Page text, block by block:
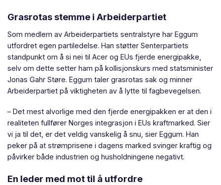
Grasrotas stemme i Arbeiderpartiet
Som medlem av Arbeiderpartiets sentralstyre har Eggum
utfordret egen partiledelse. Han støtter Senterpartiets
standpunkt om å si nei til Acer og EUs fjerde energipakke,
selv om dette setter ham på kollisjonskurs med statsminister
Jonas Gahr Støre. Eggum taler grasrotas sak og minner
Arbeiderpartiet på viktigheten av å lytte til fagbevegelsen.
– Det mest alvorlige med den fjerde energipakken er at den i
realiteten fullfører Norges integrasjon i EUs kraftmarked. Sier
vi ja til det, er det veldig vanskelig å snu, sier Eggum. Han
peker på at strømprisene i dagens marked svinger kraftig og
påvirker både industrien og husholdningene negativt.
En leder med mot til å utfordre